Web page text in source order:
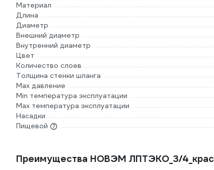
Материал
Длина
Диаметр
Внешний диаметр
Внутренний диаметр
Цвет
Количество слоев
Толщина стенки шланга
Max давление
Min температура эксплуатации
Мах температура эксплуатации
Насадки
Пищевой
Преимущества НОВЭМ ЛПТЭКО_3/